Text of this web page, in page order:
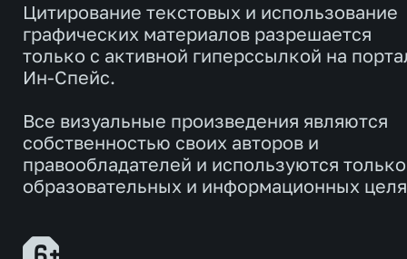
Цитирование текстовых и использование
графических материалов разрешается
только с активной гиперссылкой на
Ин-Спейс.
Все визуальные произведения являются
собственностью своих авторов и
правообладателей и используются
образовательных и информационных